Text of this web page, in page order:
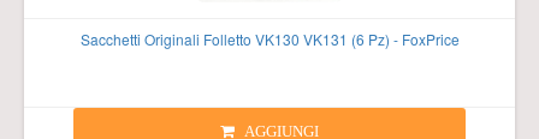
Sacchetti Originali Folletto VK130 VK131 (6 Pz) - FoxPrice
AGGIUNGI